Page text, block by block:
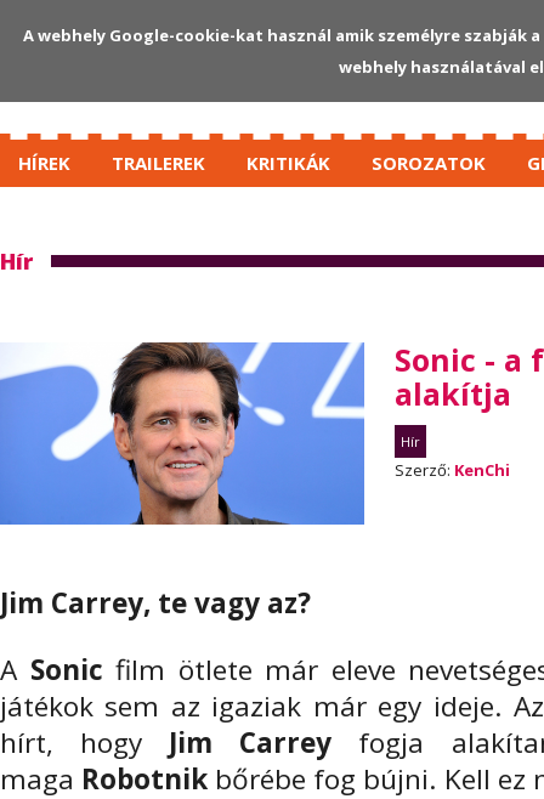
HÍREK TRAILEREK KRITIKÁK SOROZATOK
Hír
Sonic - a
alakítja
Hír
Szerző: KenChi
Jim Carrey, te vagy az?
A Sonic film ötlete már eleve
játékok sem az igaziak már egy ideje.
hírt, hogy Jim Carrey fogja
maga Robotnik bőrébe fog bújni. Kell ez
A webhely Google-cookie-kat használ amik személyre
webhely használatával